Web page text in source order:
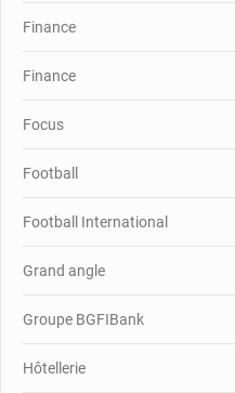
Finance
Finance
Focus
Football
Football International
Grand angle
Groupe BGFIBank
Hôtellerie